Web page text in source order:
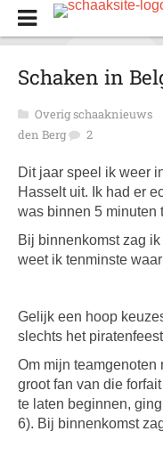
Schaken in
Overig schaaknieuws
den Berg
2
Dit jaar speel ik weer
Hasselt uit. Ik had er
was binnen 5 minuten
Bij binnenkomst zag
weet ik tenminste
Gelijk een hoop
slechts het
Om mijn teamgenoten
groot fan van die
te laten beginnen,
6). Bij binnenkomst